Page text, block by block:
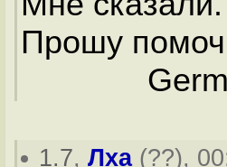
Прошу
German
1.7,Лха(??),